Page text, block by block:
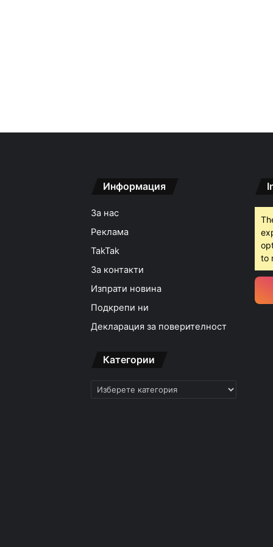
Информация
За нас
Реклама
TakTak
За контакти
Изпрати новина
Подкрепи ни
Декларация за поверителност
Категории
Категории
to